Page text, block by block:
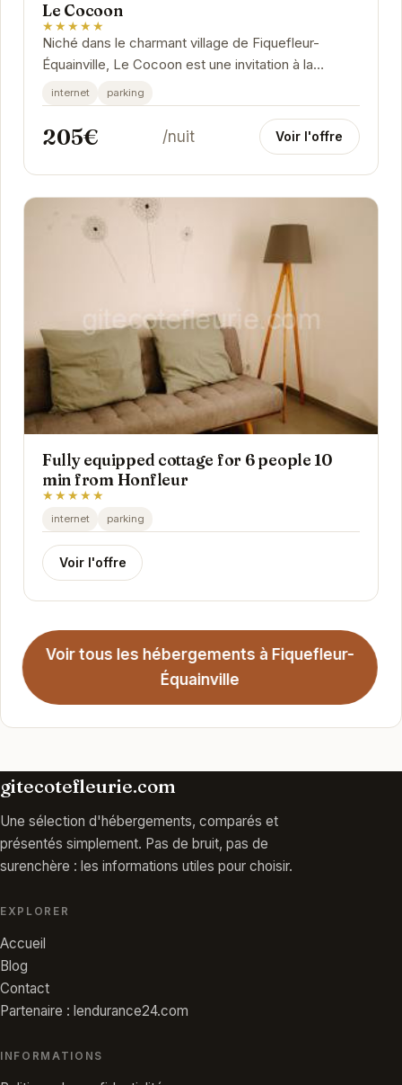
Le Cocoon
★★★★★
Niché dans le charmant village de Fiquefleur-
Équainville, Le Cocoon est une invitation à la
détente et au ressourcement. Son atmosphère...
internet parking
205€ /nuit Voir l'offre
Fully equipped cottage for 6 people 10
min from Honfleur
★★★★★
internet parking
Voir l'offre
Voir tous les hébergements à Fiquefleur-
Équainville
gitecotefleurie.com
Une sélection d'hébergements, comparés et
présentés simplement. Pas de bruit, pas de
surenchère : les informations utiles pour choisir.
EXPLORER
Accueil
Blog
Contact
Partenaire : lendurance24.com
INFORMATIONS